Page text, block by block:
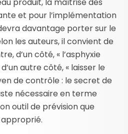
et pour l’implémentation
davantage porter sur le
les auteurs, il convient de
d’un côté, « l’asphyxie
autre côté, « laisser le
de contrôle : le secret de
nécessaire en terme
outil de prévision que
approprié.